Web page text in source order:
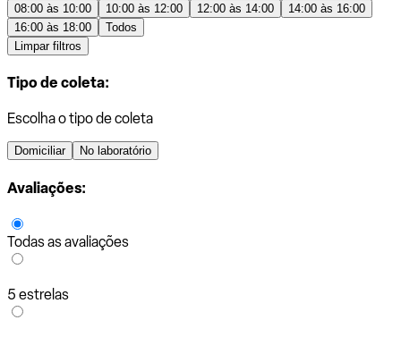
08:00 às 10:00 10:00 às 12:00 12:00 às 14:00
14:00 às 16:00
16:00 às 18:00
Todos
Limpar filtros
Tipo de coleta:
Escolha o tipo de coleta
Domiciliar No laboratório
Avaliações:
Todas as avaliações
5 estrelas